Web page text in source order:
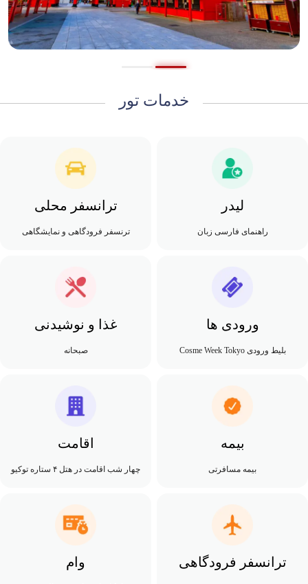
خدمات تور
لیدر
راهنمای فارسی زبان
ترانسفر محلی
ترنسفر فرودگاهی و نمایشگاهی
ورودی ها
بلیط ورودی Cosme Week Tokyo
غذا و نوشیدنی
صبحانه
بیمه
بیمه مسافرتی
اقامت
چهار شب اقامت در هتل ۴ ستاره توکیو
ترانسفر فرودگاهی وام